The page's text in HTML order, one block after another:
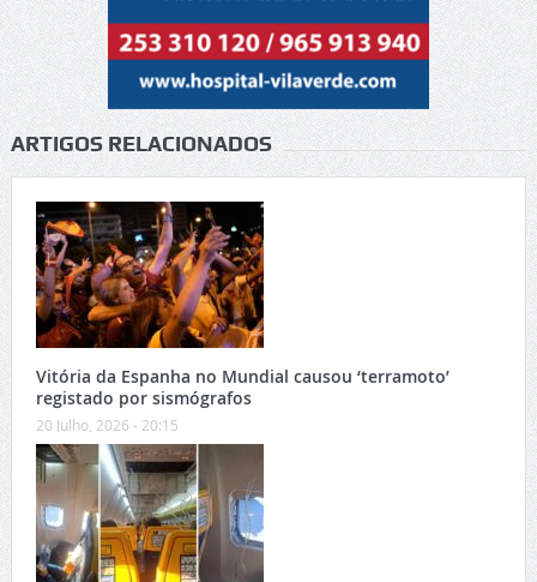
ARTIGOS RELACIONADOS
Vitória da Espanha no Mundial causou ‘terramoto’
registado por sismógrafos
20 Julho, 2026 - 20:15